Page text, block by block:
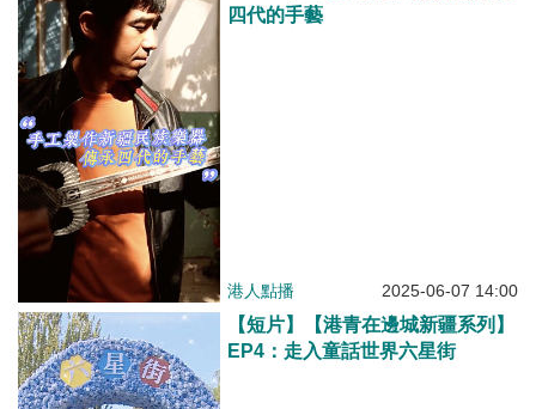
四代的手藝
港人點播 2025-06-07 14:00
【短片】【港青在邊城新疆系列】
EP4：走入童話世界六星街